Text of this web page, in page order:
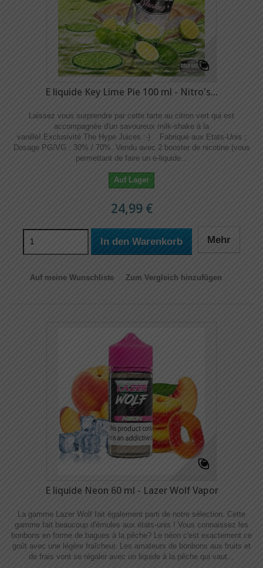
E liquide Key Lime Pie 100 ml - Nitro's...
Laissez vous surprendre par cette tarte au citron vert qui est
accompagnée d'un savoureux milk-shake à la
vanille! Exclusivité The Hype Juices :-) Fabriqué aux Etats-Unis ;
Dosage PG/VG : 30% / 70%. Vendu avec 2 booster de nicotine (vous
permettant de faire un e-liquide...
Auf Lager
24,99 €
In den Warenkorb Mehr
Auf meine Wunschliste Zum Vergleich hinzufügen
E liquide Neon 60 ml - Lazer Wolf Vapor
La gamme Lazer Wolf fait également parti de notre sélection. Cette
gamme fait beaucoup d'émules aux états-unis ! Vous connaissez les
bonbons en forme de bagues à la pêche? Le néon c'est exactement ce
goût avec une légère fraîcheur. Les amateurs de bonbons aux fruits et
de frais vont se régaler avec un liquide à la pêche qui vaut...